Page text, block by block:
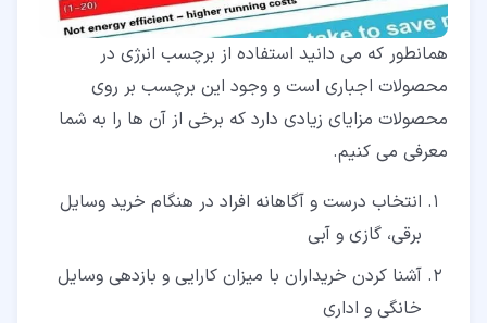
همانطور که می دانید استفاده از برچسب انرژی در
محصولات اجباری است و وجود این برچسب بر روی
محصولات مزایای زیادی دارد که برخی از آن ها را به شما
معرفی می کنیم.
انتخاب درست و آگاهانه افراد در هنگام خرید وسایل
برقی، گازی و آبی
آشنا کردن خریداران با میزان کارایی و بازدهی وسایل
خانگی و اداری